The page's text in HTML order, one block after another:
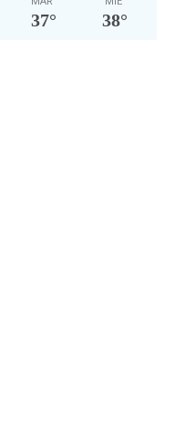
37° 38°